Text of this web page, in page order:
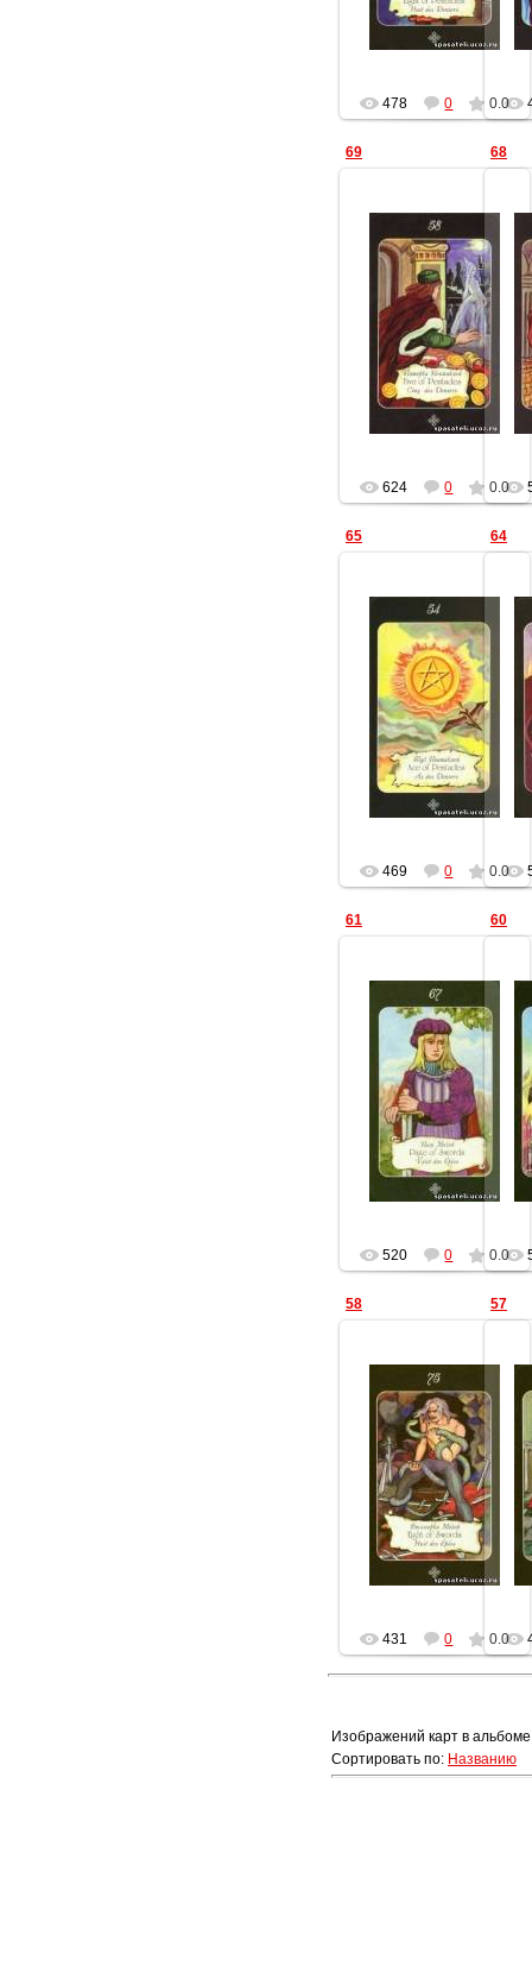
478 0 0.0
69
25.11.2012
Геката
624 0 0.0
68
65
25.11.2012
Геката
469 0 0.0
64
61
25.11.2012
Геката
520 0 0.0
60
58
25.11.2012
Геката
431 0 0.0
57
Изображений карт в альбоме
Сортировать по: Названию